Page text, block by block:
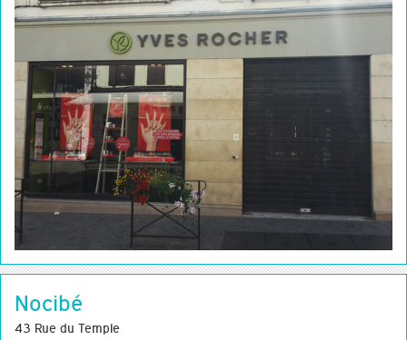
Nocibé
43 Rue du Temple